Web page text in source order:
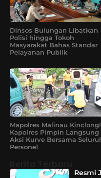
Dinsos Bulungan Libatkan
Polisi hingga Tokoh
Masyarakat Bahas Standar
Pelayanan Publik
Mapolres Malinau Kinclong!
Kapolres Pimpin Langsung
Aksi Kurve Bersama
Personel
Resmi